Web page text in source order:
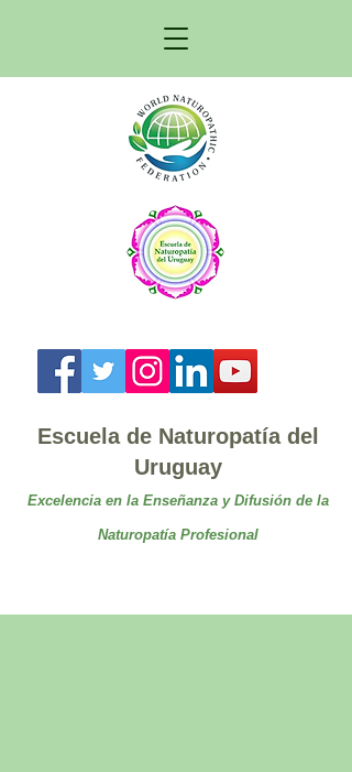
Escuela de Naturopatía del
Uruguay
Excelencia en la Enseñanza y Difusión de la
Naturopatía Profesional